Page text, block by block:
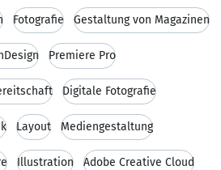
Fotografie Gestaltung von Magazinen
Premiere Pro
Digitale Fotografie
Layout Mediengestaltung
Illustration Adobe Creative Cloud